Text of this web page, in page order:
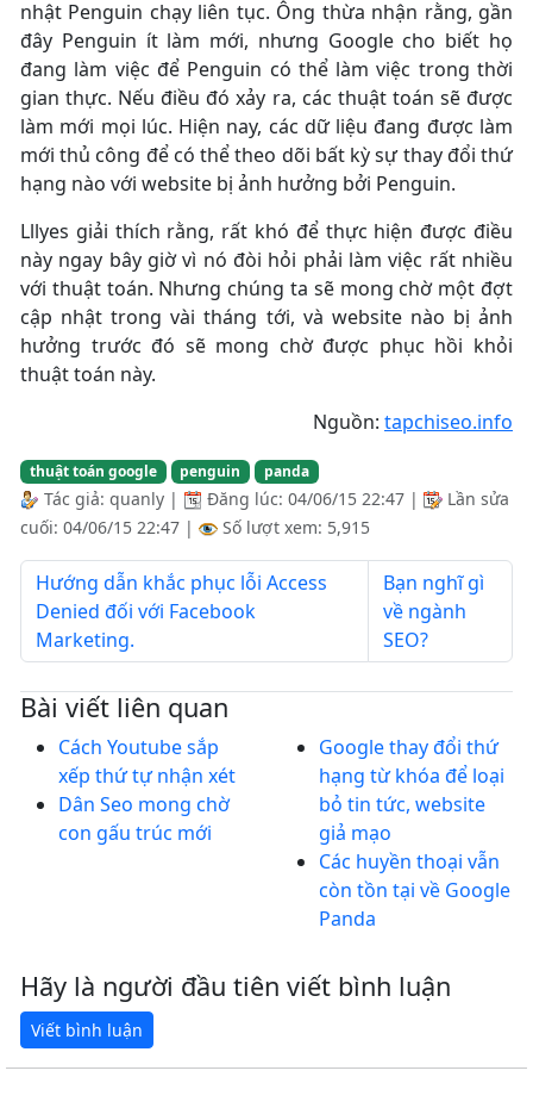
nhật Penguin chạy liên tục. Ông thừa nhận rằng, gần
đây Penguin ít làm mới, nhưng Google cho biết họ
đang làm việc để Penguin có thể làm việc trong thời
gian thực. Nếu điều đó xảy ra, các thuật toán sẽ được
làm mới mọi lúc. Hiện nay, các dữ liệu đang được làm
mới thủ công để có thể theo dõi bất kỳ sự thay đổi thứ
hạng nào với website bị ảnh hưởng bởi Penguin.
Lllyes giải thích rằng, rất khó để thực hiện được điều
này ngay bây giờ vì nó đòi hỏi phải làm việc rất nhiều
với thuật toán. Nhưng chúng ta sẽ mong chờ một đợt
cập nhật trong vài tháng tới, và website nào bị ảnh
hưởng trước đó sẽ mong chờ được phục hồi khỏi
thuật toán này.
Nguồn: tapchiseo.info
thuật toán google penguin panda
Tác giả: quanly | Đăng lúc: 04/06/15 22:47 |
Lần sửa
cuối: 04/06/15 22:47 | Số lượt xem: 5,915
Hướng dẫn khắc phục lỗi Access
Denied đối với Facebook
Marketing.
Bạn nghĩ gì
về ngành
SEO?
Bài viết liên quan
Cách Youtube sắp
xếp thứ tự nhận xét
Dân Seo mong chờ
con gấu trúc mới
Google thay đổi thứ
hạng từ khóa để loại
bỏ tin tức, website
giả mạo
Các huyền thoại vẫn
còn tồn tại về Google
Panda
Hãy là người đầu tiên viết bình luận